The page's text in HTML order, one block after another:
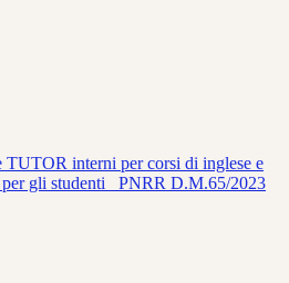
TUTOR interni per corsi di inglese e
per gli studenti_ PNRR D.M.65/2023